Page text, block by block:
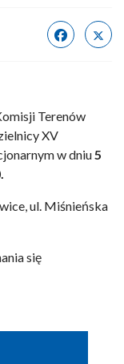
Terenów
XV
w dniu5
ul. Miśnieńska
się